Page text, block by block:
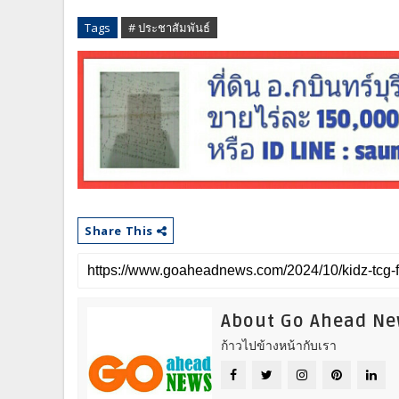
Tags # ประชาสัมพันธ์
Share This
About Go Ahead
ก้าวไปข้างหน้ากับเรา